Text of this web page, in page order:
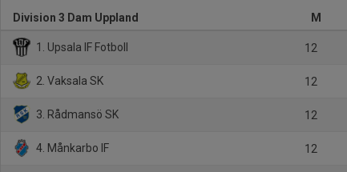
Division 3 Dam Uppland M
1. Upsala IF Fotboll 12
2. Vaksala SK 12
3. Rådmansö SK 12
4. Månkarbo IF 12